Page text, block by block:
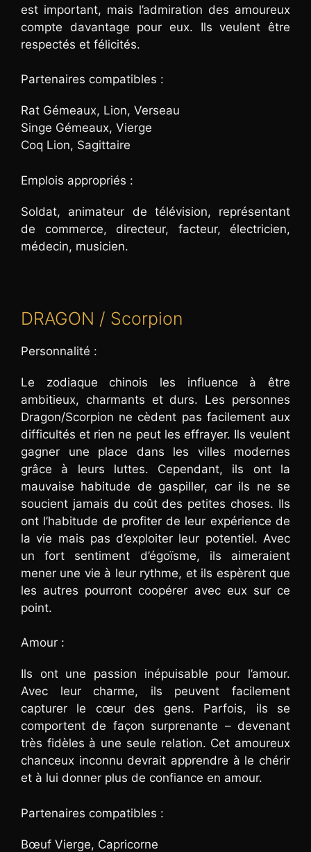
est important, mais l’admiration des amoureux
compte davantage pour eux. Ils veulent être
respectés et félicités.
Partenaires compatibles :
Rat Gémeaux, Lion, Verseau
Singe Gémeaux, Vierge
Coq Lion, Sagittaire
Emplois appropriés :
Soldat, animateur de télévision, représentant
de commerce, directeur, facteur, électricien,
médecin, musicien.
DRAGON / Scorpion
Personnalité :
Le zodiaque chinois les influence à être
ambitieux, charmants et durs. Les personnes
Dragon/Scorpion ne cèdent pas facilement aux
difficultés et rien ne peut les effrayer. Ils veulent
gagner une place dans les villes modernes
grâce à leurs luttes. Cependant, ils ont la
mauvaise habitude de gaspiller, car ils ne se
soucient jamais du coût des petites choses. Ils
ont l’habitude de profiter de leur expérience de
la vie mais pas d’exploiter leur potentiel. Avec
un fort sentiment d’égoïsme, ils aimeraient
mener une vie à leur rythme, et ils espèrent que
les autres pourront coopérer avec eux sur ce
point.
Amour :
Ils ont une passion inépuisable pour l’amour.
Avec leur charme, ils peuvent facilement
capturer le cœur des gens. Parfois, ils se
comportent de façon surprenante – devenant
très fidèles à une seule relation. Cet amoureux
chanceux inconnu devrait apprendre à le chérir
et à lui donner plus de confiance en amour.
Partenaires compatibles :
Bœuf Vierge, Capricorne